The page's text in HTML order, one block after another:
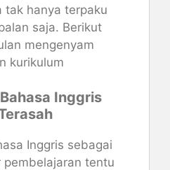
tak hanya terpaku
saja. Berikut
mengenyam
kurikulum
Inggris
Inggris sebagai
tentu